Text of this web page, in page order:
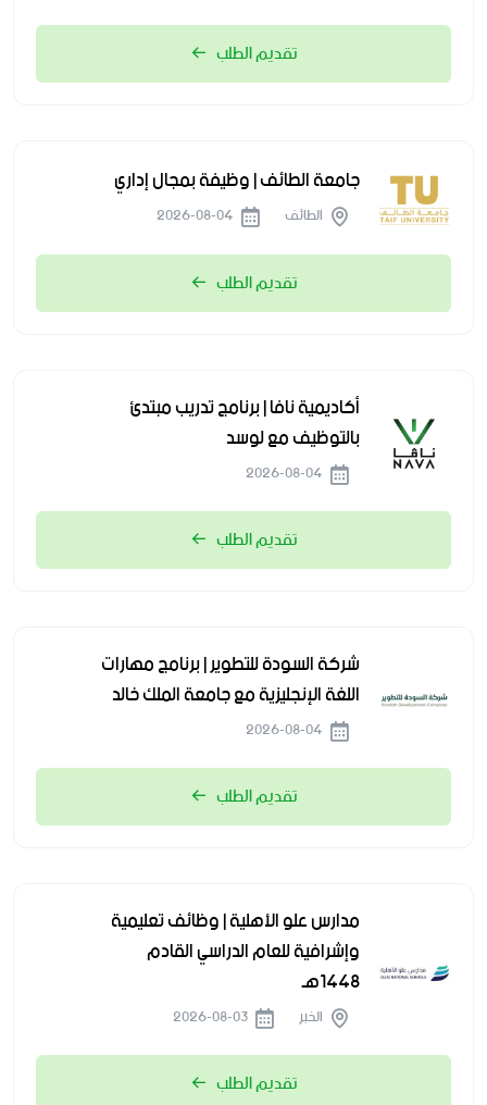
تقديم الطلب
جامعة الطائف | وظيفة بمجال إداري
الطائف
تقديم الطلب
أكاديمية نافا | برنامج تدريب مبتدئ
بالتوظيف مع لوسد
تقديم الطلب
شركة السودة للتطوير | برنامج مهارات
اللغة الإنجليزية مع جامعة الملك خالد
تقديم الطلب
مدارس علو الأهلية | وظائف تعليمية
وإشرافية للعام الدراسي القادم
1448هـ
الخبر
تقديم الطلب